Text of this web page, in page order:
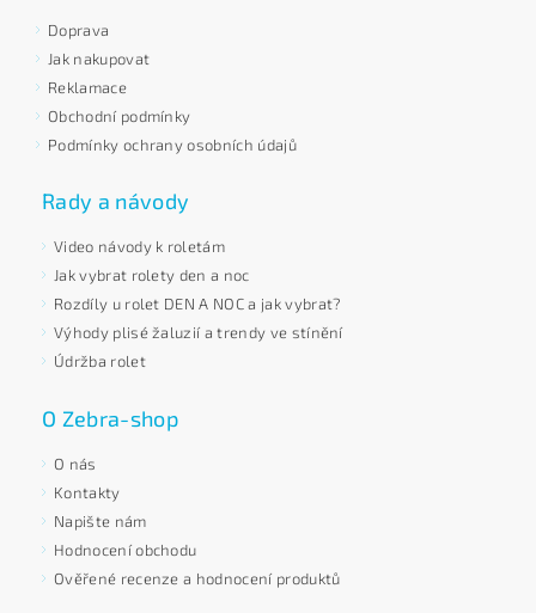
Doprava
Jak nakupovat
Reklamace
Obchodní podmínky
Podmínky ochrany osobních údajů
Rady a návody
Video návody k roletám
Jak vybrat rolety den a noc
Rozdíly u rolet DEN A NOC a jak vybrat?
Výhody plisé žaluzií a trendy ve stínění
Údržba rolet
O Zebra-shop
O nás
Kontakty
Napište nám
Hodnocení obchodu
Ověřené recenze a hodnocení produktů